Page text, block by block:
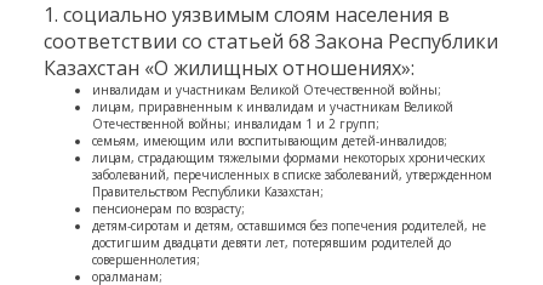
1. социально уязвимым слоям населения в
соответствии со статьей 68 Закона Республики
Казахстан «О жилищных отношениях»:
инвалидам и участникам Великой Отечественной войны;
лицам, приравненным к инвалидам и участникам Великой
Отечественной войны; инвалидам 1 и 2 групп;
семьям, имеющим или воспитывающим детей-инвалидов;
лицам, страдающим тяжелыми формами некоторых хронических
заболеваний, перечисленных в списке заболеваний, утвержденном
Правительством Республики Казахстан;
пенсионерам по возрасту;
детям-сиротам и детям, оставшимся без попечения родителей, не
достигшим двадцати девяти лет, потерявшим родителей до
совершеннолетия;
оралманам;